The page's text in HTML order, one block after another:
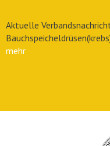
Aktuelle
mehr